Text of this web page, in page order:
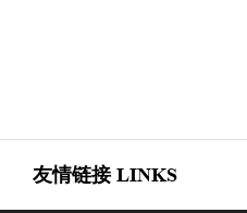
友情链接 LINKS